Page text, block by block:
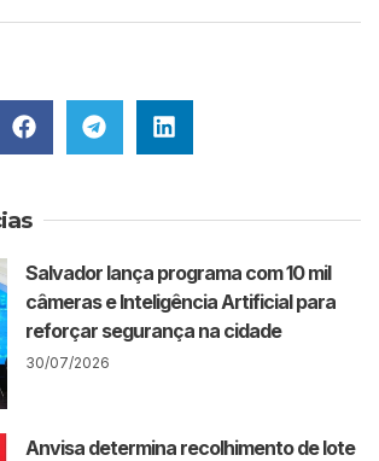
Salvador lança programa com 10 mil
câmeras e Inteligência Artificial para
reforçar segurança na cidade
30/07/2026
Anvisa determina recolhimento de lote